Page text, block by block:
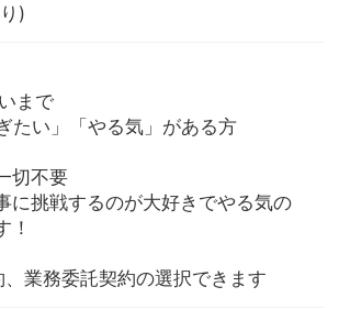
)
まで
たい」「やる気」がある方
切不要
に挑戦するのが大好きでやる気の
！
業務委託契約の選択できます